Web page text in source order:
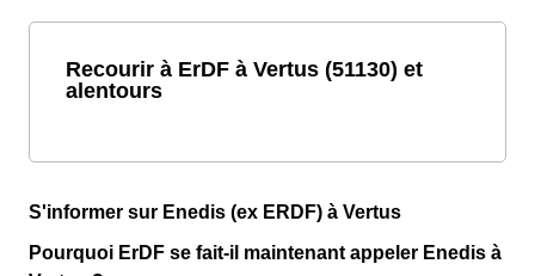
Recourir à ErDF à Vertus (51130) et
alentours
S'informer sur Enedis (ex ERDF) à Vertus
Pourquoi ErDF se fait-il maintenant appeler Enedis à